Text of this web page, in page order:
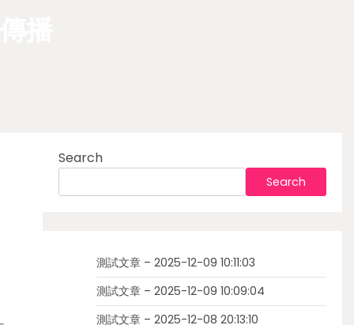
Search
Search
測試文章 – 2025-12-09 10:11:03
測試文章 – 2025-12-09 10:09:04
測試文章 – 2025-12-08 20:13:10